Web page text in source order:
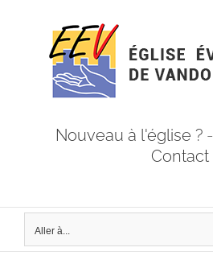
Nouveau à l'église ? -
Contact
Aller à...